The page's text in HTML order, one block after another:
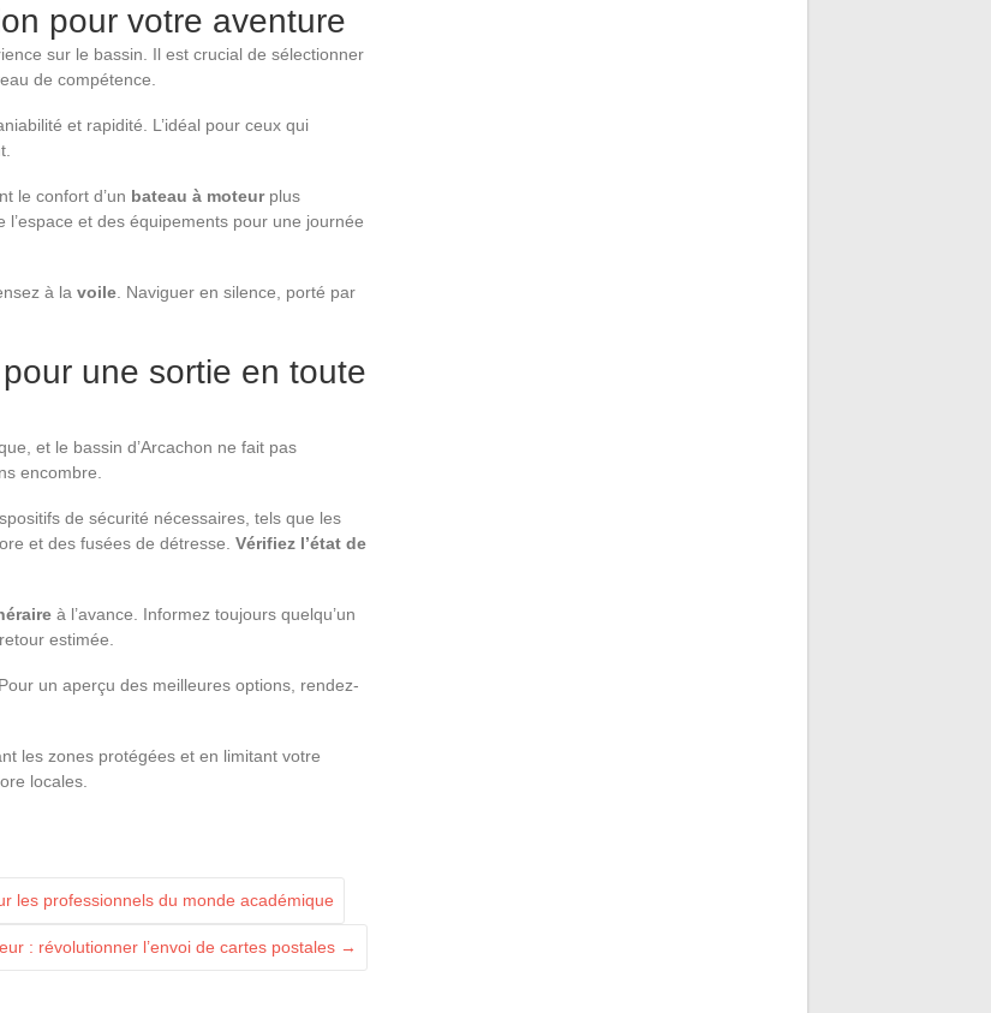
pour votre aventure
sur le bassin. Il est crucial de sélectionner
de compétence.
et rapidité. L’idéal pour ceux qui
le confort d’un bateau à moteurplus
et des équipements pour une journée
à la voile . Naviguer en silence, porté par
une sortie en toute
et le bassin d’Arcachon ne fait pas
encombre.
de sécurité nécessaires, tels que les
et des fusées de détresse. Vérifiez l’état de
à l’avance. Informez toujours quelqu’un
estimée.
un aperçu des meilleures options, rendez-
les zones protégées et en limitant votre
locales.
les professionnels du monde académique
: révolutionner l’envoi de cartes postales →